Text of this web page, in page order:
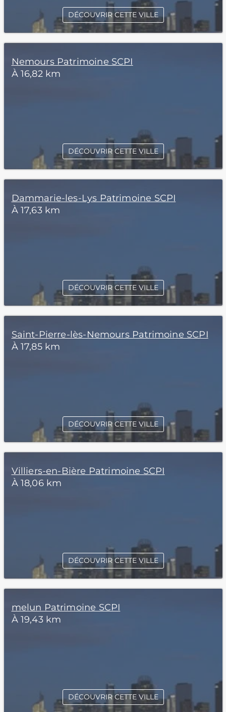
DÉCOUVRIR CETTE VILLE
Nemours Patrimoine SCPI
À 16,82 km
DÉCOUVRIR CETTE VILLE
Dammarie-les-Lys Patrimoine SCPI
À 17,63 km
DÉCOUVRIR CETTE VILLE
Saint-Pierre-lès-Nemours Patrimoine SCPI
À 17,85 km
DÉCOUVRIR CETTE VILLE
Villiers-en-Bière Patrimoine SCPI
À 18,06 km
DÉCOUVRIR CETTE VILLE
melun Patrimoine SCPI
À 19,43 km
DÉCOUVRIR CETTE VILLE